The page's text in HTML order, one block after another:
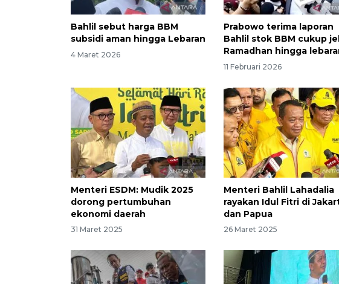
Bahlil sebut harga BBM
subsidi aman hingga Lebaran
4 Maret 2026
Prabowo terima laporan
Bahlil stok BBM cukup
Ramadhan hingga
11 Februari 2026
Menteri ESDM: Mudik 2025
dorong pertumbuhan
ekonomi daerah
31 Maret 2025
Menteri Bahlil Lahadalia
rayakan Idul Fitri di
dan Papua
26 Maret 2025